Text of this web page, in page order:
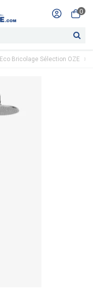
0
Eco Bricolage Sélection OZE >